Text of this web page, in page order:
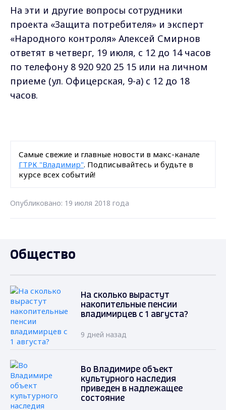
На эти и другие вопросы сотрудники
проекта «Защита потребителя» и эксперт
«Народного контроля» Алексей Смирнов
ответят в четверг, 19 июля, с 12 до 14 часов
по телефону 8 920 920 25 15 или на личном
приеме (ул. Офицерская, 9-а) с 12 до 18
часов.
Самые свежие и главные новости в макс-канале
ГТРК "Владимир". Подписывайтесь и будьте в
курсе всех событий!
Опубликовано: 19 июля 2018 года
Общество
На сколько вырастут
накопительные пенсии
владимирцев с 1 августа?
9 дней назад
Во Владимире объект
культурного наследия
приведен в надлежащее
состояние